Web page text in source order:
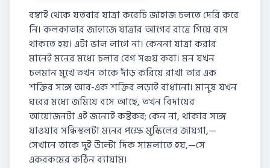
বম্বাই থেকে যতবার যাত্রা করেচি জাহাজ চলতে দেরি করে
নি। কলকাতার জাহাজে যাত্রার আগের রাত্রে গিয়ে বসে
থাকতে হয়। এটা ভাল লাগে না। কেননা যাত্রা করার
মানেই মনের মধ্যে চলার বেগ সঞ্চয় করা। মন যখন
চলমান মুখে তখন তাকে দাঁড় করিয়ে রাখা তার এক
শক্তির সঙ্গে আর-এক শক্তির লড়াই বাধানো। মানুষ যখন
ঘরের মধ্যে জমিয়ে বসে আছে, তখন বিদায়ের
আয়োজনটা এই জন্যেই কষ্টকর; কেন না, থাকার সঙ্গে
যাওয়ার সন্ধিস্থলটা মনের পক্ষে মুস্কিলের জায়গা,—
সেখানে তাকে দুই উল্টো দিক সামলাতে হয়,—সে
একরকমের কঠিন ব্যায়াম।